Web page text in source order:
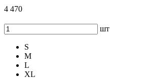
4 470
шт
S
M
L
XL